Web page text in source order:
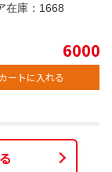
在庫： 1668
6000
カートに入れる